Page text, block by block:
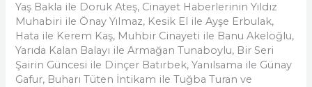
Yaş Bakla ile Doruk Ateş, Cinayet Haberlerinin Yıldız
Muhabiri ile Önay Yılmaz, Kesik El ile Ayşe Erbulak,
Hata ile Kerem Kaş, Muhbir Cinayeti ile Banu Akeloğlu,
Yarıda Kalan Balayı ile Armağan Tunaboylu, Bir Seri
Şairin Güncesi ile Dinçer Batırbek, Yanılsama ile Günay
Gafur, Buharı Tüten İntikam ile Tuğba Turan ve